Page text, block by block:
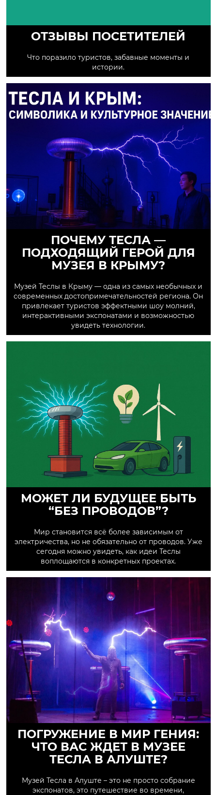
ОТЗЫВЫ ПОСЕТИТЕЛЕЙ
Что поразило туристов, забавные моменты и
истории.
ПОЧЕМУ ТЕСЛА —
ПОДХОДЯЩИЙ ГЕРОЙ ДЛЯ
МУЗЕЯ В КРЫМУ?
Музей Теслы в Крыму — одна из самых необычных и
современных достопримечательностей региона. Он
привлекает туристов эффектными шоу молний,
интерактивными экспонатами и возможностью
увидеть технологии.
МОЖЕТ ЛИ БУДУЩЕЕ БЫТЬ
“БЕЗ ПРОВОДОВ”?
Мир становится всё более зависимым от
электричества, но не обязательно от проводов. Уже
сегодня можно увидеть, как идеи Теслы
воплощаются в конкретных проектах.
ПОГРУЖЕНИЕ В МИР ГЕНИЯ:
ЧТО ВАС ЖДЕТ В МУЗЕЕ
ТЕСЛА В АЛУШТЕ?
Музей Тесла в Алуште – это не просто собрание
экспонатов, это путешествие во времени,